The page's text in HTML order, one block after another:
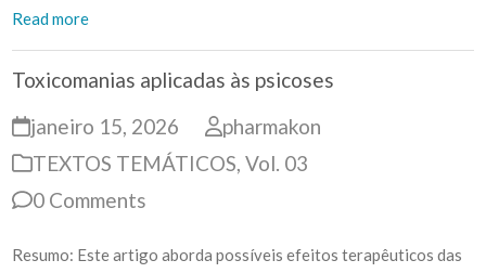
Read more
Toxicomanias aplicadas às psicoses
janeiro 15, 2026
pharmakon
TEXTOS TEMÁTICOS,Vol. 03
0 Comments
Resumo: Este artigo aborda possíveis efeitos terapêuticos das